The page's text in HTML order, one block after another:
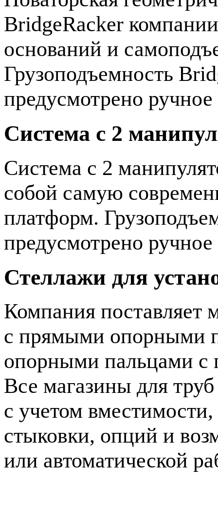
BridgeRacker
оснований и
Грузоподъемность
предусмотрено
Система с 2
Система с 2
собой самую
платформ.
предусмотрено
Стеллажи для
Компания поставляет
с прямыми опорными
опорными пальцами с
Все магазины для
с учетом
стыковки, опций и
или автоматической